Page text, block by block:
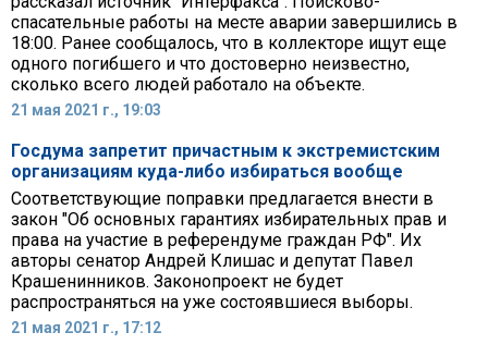
спасательные работы на месте аварии завершились в
18:00. Ранее сообщалось, что в коллекторе ищут еще
одного погибшего и что достоверно неизвестно,
сколько всего людей работало на объекте.
21 мая 2021 г., 19:03
Госдума запретит причастным к экстремистским
организациям куда-либо избираться вообще
Соответствующие поправки предлагается внести в
закон "Об основных гарантиях избирательных прав и
права на участие в референдуме граждан РФ". Их
авторы сенатор Андрей Клишас и депутат Павел
Крашенинников. Законопроект не будет
распространяться на уже состоявшиеся выборы.
21 мая 2021 г., 17:12